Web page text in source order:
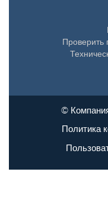
Проверить
©
Политика